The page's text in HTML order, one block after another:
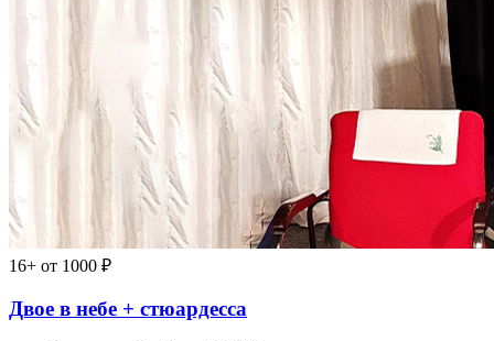
16+ от 1000 ₽
Двое в небе + стюардесса